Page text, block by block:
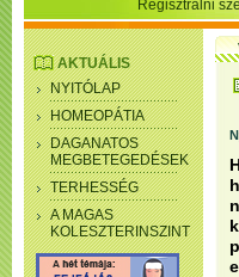
Regisztrálni
AKTUÁLIS
NYITÓLAP
HOMEOPÁTIA
DAGANATOS
MEGBETEGEDÉSEK
TERHESSÉG
A MAGAS
KOLESZTERINSZINT